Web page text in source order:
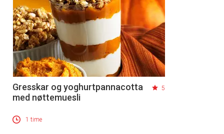
Gresskar og yoghurtpannacotta
med nøttemuesli
5
1 time